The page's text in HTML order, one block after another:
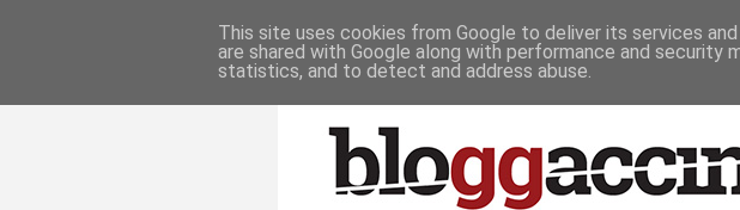
This site uses cookies from Google to deliver its services
are shared with Google along with performance and
statistics, and to detect and address abuse.